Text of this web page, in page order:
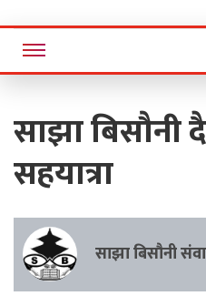
साझा बिसौनी
सहयात्रा
साझा बिसौनी